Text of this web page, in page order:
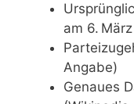
am 6.
Angabe)
Genaues